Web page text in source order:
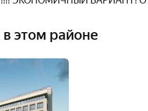
этом районе